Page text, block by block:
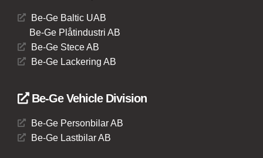
Be-Ge Baltic UAB
Be-Ge Plåtindustri AB
Be-Ge Stece AB
Be-Ge Lackering AB
Be-Ge Vehicle Division
Be-Ge Personbilar AB
Be-Ge Lastbilar AB